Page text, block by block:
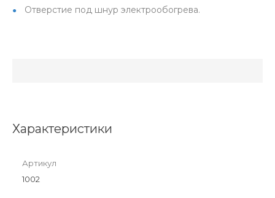
Отверстие под шнур электрообогрева.
Характеристики
Артикул
1002